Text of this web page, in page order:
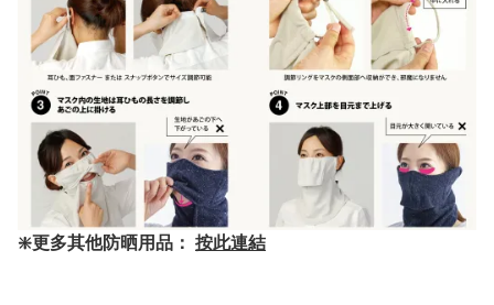
❇️更多其他防晒用品： 按此連結